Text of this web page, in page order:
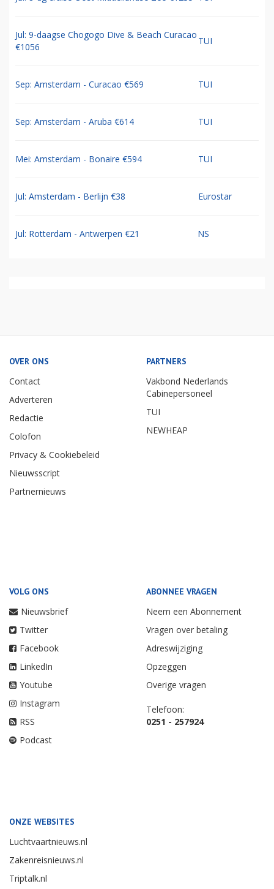
Jul: 9-daagse Chogogo Dive & Beach Curacao
€1056
TUI
Sep: Amsterdam - Curacao €569 TUI
Sep: Amsterdam - Aruba €614 TUI
Mei: Amsterdam - Bonaire €594 TUI
Jul: Amsterdam - Berlijn €38 Eurostar
Jul: Rotterdam - Antwerpen €21 NS
OVER ONS
Contact
Adverteren
Redactie
Colofon
Privacy & Cookiebeleid
Nieuwsscript
Partnernieuws
PARTNERS
Vakbond Nederlands
Cabinepersoneel
TUI
NEWHEAP
VOLG ONS
Nieuwsbrief
Twitter
Facebook
LinkedIn
Youtube
Instagram
RSS
Podcast
ABONNEE VRAGEN
Neem een Abonnement
Vragen over betaling
Adreswijziging
Opzeggen
Overige vragen
Telefoon:
0251 - 257924
ONZE WEBSITES
Luchtvaartnieuws.nl
Zakenreisnieuws.nl
Triptalk.nl